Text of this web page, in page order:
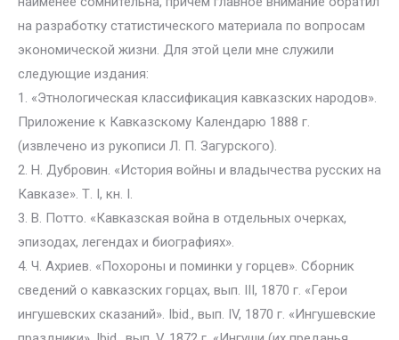
на разработку статистического материала по вопросам
экономической жизни. Для этой цели мне служили
следующие издания:
1. «Этнологическая классификация кавказских народов».
Приложение к Кавказскому Календарю 1888 г.
(извлечено из рукописи Л. П. Загурского).
2. Н. Дубровин. «История войны и владычества русских на
Кавказе». Т. I, кн. I.
3. В. Потто. «Кавказская война в отдельных очерках,
эпизодах, легендах и биографиях».
4. Ч. Ахриев. «Похороны и поминки у горцев». Сборник
сведений о кавказских горцах, вып. III, 1870 г. «Герои
ингушевских сказаний». Ibid., вып. IV, 1870 г. «Ингушевские